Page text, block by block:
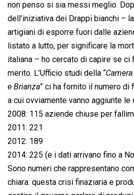
non penso si sia messi meglio.
dell’iniziativa dei Drappi bianchi –
artigiani di esporre fuori dalle
listato a lutto, per significare la
italiana – ho cercato di capire se
merito. L’Ufficio studi della “
e Brianza” ci ha fornito il numero
a cui ovviamente vanno aggiunte le
2008: 115 aziende chiuse per
2011: 221
2012: 189
2014: 225 (e i dati arrivano fino a
Sono numeri che rappresentano
chiara: questa crisi finaziaria e